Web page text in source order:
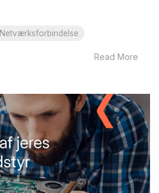
Netværksforbindelse
Read More